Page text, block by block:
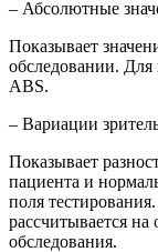
– Абсолютные
Показывает
обследовании.
АВS.
– Вариации
Показывает
пациента и
поля
рассчитывается
обследования.